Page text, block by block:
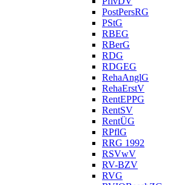
PostPersRG
PStG
RBEG
RBerG
RDG
RDGEG
RehaAnglG
RehaErstV
RentEPPG
RentSV
RentÜG
RPflG
RRG 1992
RSVwV
RV-BZV
RVG